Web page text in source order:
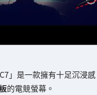
」是一款擁有十足沉浸
的電競螢幕。